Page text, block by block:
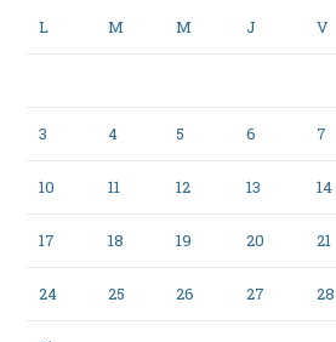
L
M M J V
3 4 5 6 7
10 11 12 13 14
17 18 19 20 21
24 25 26 27 28